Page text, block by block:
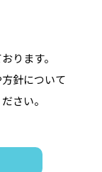
ります。
針について
さい。